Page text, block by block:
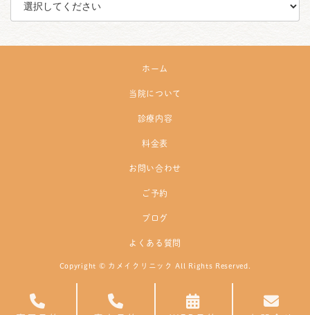
ホーム
当院について
診療内容
料金表
お問い合わせ
ご予約
ブログ
よくある質問
Copyright © カメイクリニック All Rights Reserved.